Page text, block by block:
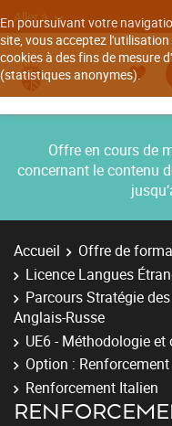
En poursuivant votre
site, vous acceptez l'utilisation
cookies à des fins de mesure
(statistiques anonymes).
Aller à
Offre en cours de
concernant le contenu
Accueil Offre de
Licence Langues
Parcours Stratégie
Anglais-Russe
UE6 - Méthodologie et
Option :
Renforcement Italien